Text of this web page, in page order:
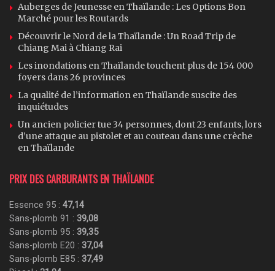
Auberges de Jeunesse en Thaïlande : Les Options Bon
Marché pour les Routards
Découvrir le Nord de la Thaïlande : Un Road Trip de
Chiang Mai à Chiang Rai
Les inondations en Thaïlande touchent plus de 154 000
foyers dans 26 provinces
La qualité de l’information en Thaïlande suscite des
inquiétudes
Un ancien policier tue 34 personnes, dont 23 enfants, lors
d’une attaque au pistolet et au couteau dans une crèche
en Thaïlande
PRIX DES CARBURANTS EN THAÏLANDE
Essence 95 : 47,14
Sans-plomb 91 : 39,08
Sans-plomb 95 : 39,35
Sans-plomb E20 : 37,04
Sans-plomb E85 : 37,49